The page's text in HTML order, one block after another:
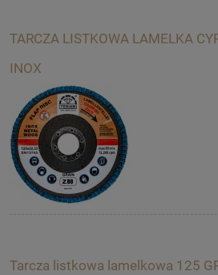
TARCZA LISTKOWA LAMELKA
INOX
Tarcza listkowa lamelkowa 125